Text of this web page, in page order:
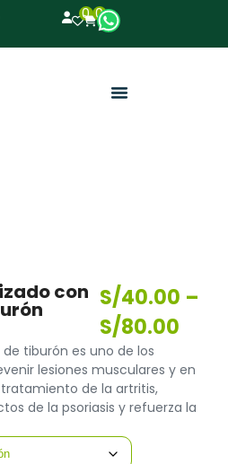
0 0
con S/40.00 –
S/80.00
tiburón es uno de los
lesiones musculares y en
de la artritis,
de la psoriasis y refuerza la